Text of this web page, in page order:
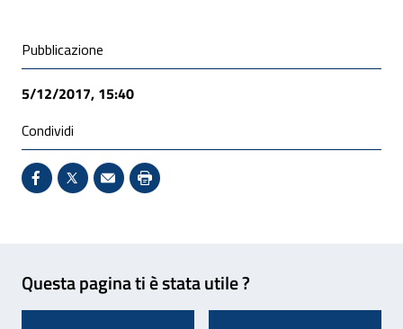
Condivisione social
Pubblicazione
5/12/2017, 15:40
Condividi
Condividi su Facebook - Sito esterno - Apertura in
X - Sito esterno - Apertura in nuova finestra
Invio Mail: apre il programma di posta
Stampa pagina: scelta meno
Questa pagina ti è stata utile ?